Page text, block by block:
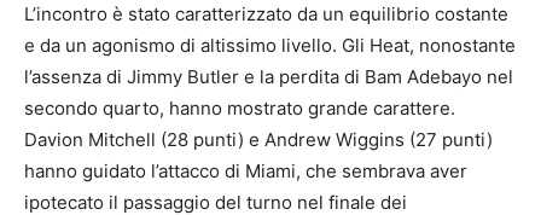
L’incontro è stato caratterizzato da un equilibrio costante
e da un agonismo di altissimo livello. Gli Heat, nonostante
l’assenza di Jimmy Butler e la perdita di Bam Adebayo nel
secondo quarto, hanno mostrato grande carattere.
Davion Mitchell (28 punti) e Andrew Wiggins (27 punti)
hanno guidato l’attacco di Miami, che sembrava aver
ipotecato il passaggio del turno nel finale dei